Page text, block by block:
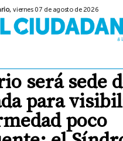
viernes 07 de agosto de 2026
será sede
para
poco